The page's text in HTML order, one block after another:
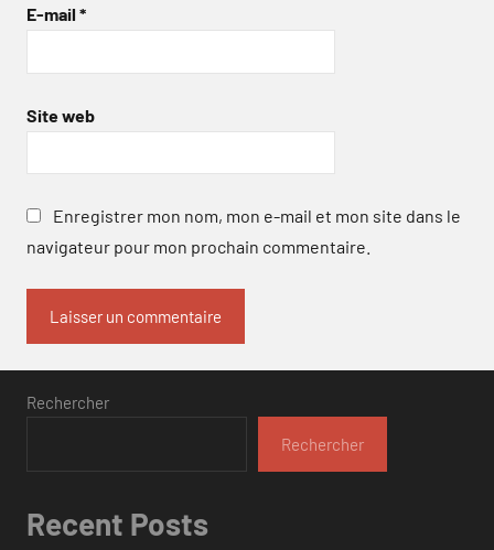
E-mail *
Site web
Enregistrer mon nom, mon e-mail et mon site dans le
navigateur pour mon prochain commentaire.
Rechercher
Rechercher
Recent Posts